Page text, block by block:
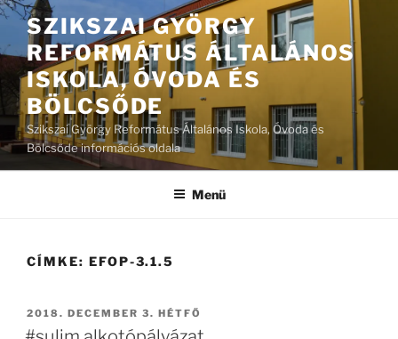
Tartalomhoz
SZIKSZAI GYÖRGY
REFORMÁTUS ÁLTALÁNOS
ISKOLA, ÓVODA ÉS
BÖLCSŐDE
Szikszai György Református Általános Iskola, Óvoda és
Bölcsőde információs oldala
Menü
CÍMKE: EFOP-3.1.5
BEKÜLDVE:
2018. DECEMBER 3. HÉTFŐ